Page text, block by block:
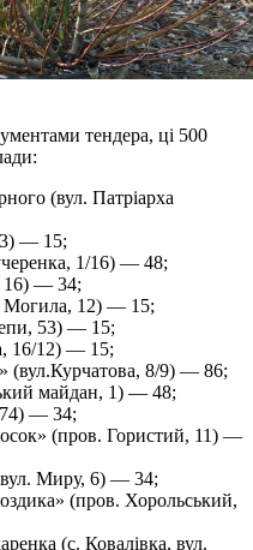
тендера, ці 500
(вул. Патріарха
— 15;
1/16) — 48;
— 34;
Могила, 12) — 15;
53) — 15;
16/12) — 15;
(вул.Курчатова, 8/9) — 86;
майдан, 1) — 48;
— 34;
(пров. Гористий, 11) —
Миру, 6) — 34;
(пров. Хорольський,
(с. Ковалівка, вул.